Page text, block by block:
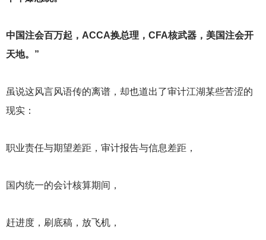
中国注会百万起，ACCA换总理，CFA核武器，美国注会开
天地。”
虽说这风言风语传的离谱，却也道出了审计江湖某些苦涩的
现实：
职业责任与期望差距，审计报告与信息差距，
国内统一的会计核算期间，
赶进度，刷底稿，放飞机，